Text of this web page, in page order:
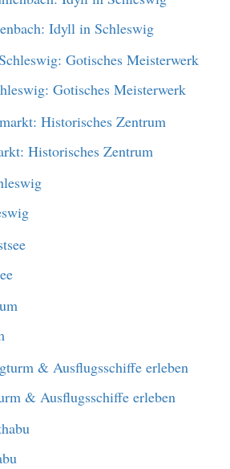
Idyll in Schleswig
Gotisches Meisterwerk
Historisches Zentrum
& Ausflugsschiffe erleben